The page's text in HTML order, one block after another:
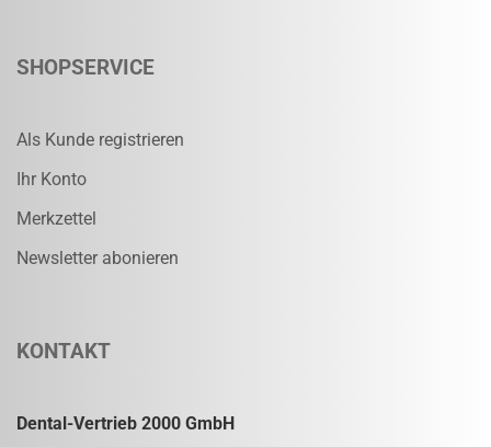
SHOPSERVICE
Als Kunde registrieren
Ihr Konto
Merkzettel
Newsletter abonieren
KONTAKT
Dental-Vertrieb 2000 GmbH